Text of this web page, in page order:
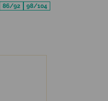
86/92
98/104